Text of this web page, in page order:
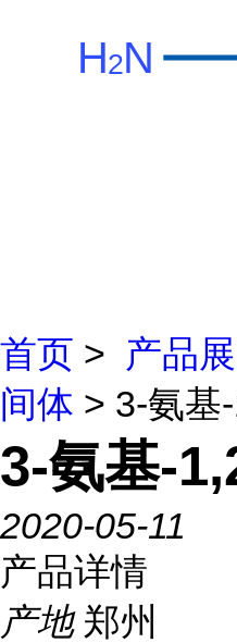
首页 > 产品
间体 > 3-氨基
3-氨基-
2020-05-11
产品详情
产地 郑州